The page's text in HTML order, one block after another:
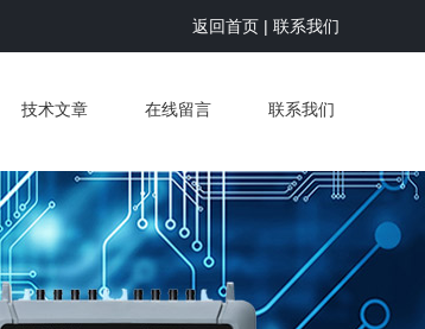
返回首页 | 联系我们
技术文章 在线留言 联系我们